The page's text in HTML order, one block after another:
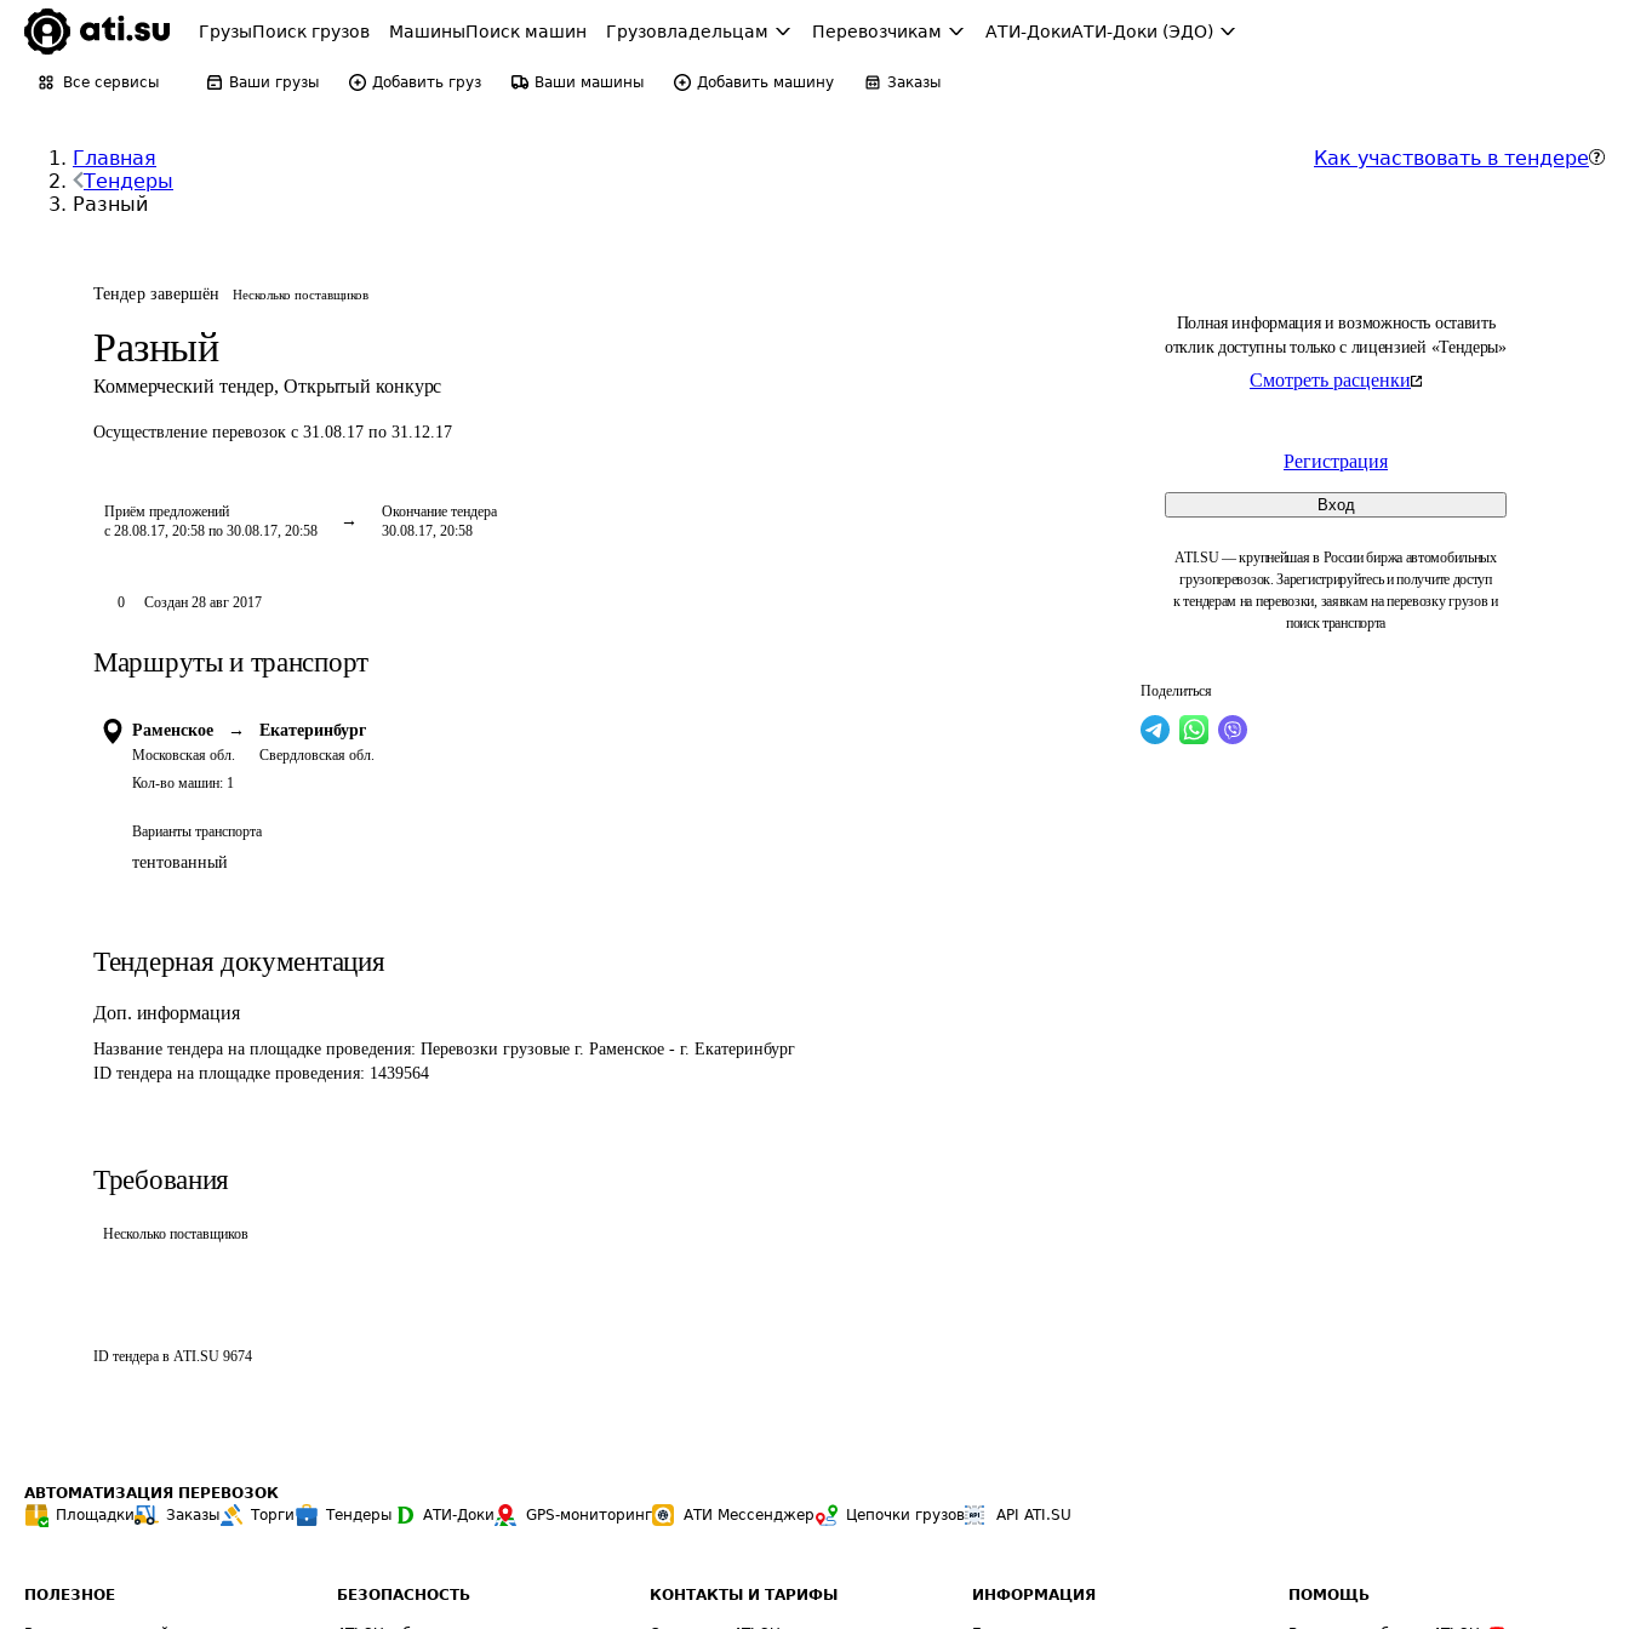
ГрузыПоиск грузов МашиныПоиск машин Грузовладельцам Перевозчикам АТИ-ДокиАТИ-Доки (ЭДО)
Все сервисы Ваши грузы Добавить груз Ваши машины Добавить машину Заказы
Главная
Тендеры
Разный
Как участвовать в тендере
Тендер завершён Несколько поставщиков
Разный
Коммерческий тендер, Открытый конкурс
Осуществление перевозок с 31.08.17 по 31.12.17
Приём предложений
с 28.08.17, 20:58 по 30.08.17, 20:58
Окончание тендера
30.08.17, 20:58
Полная информация и возможность оставить
отклик доступны только с лицензией «Тендеры»
Смотреть расценки
Регистрация
Вход
ATI.SU — крупнейшая в России биржа автомобильных
грузоперевозок. Зарегистрируйтесь и получите доступ
к тендерам на перевозки, заявкам на перевозку грузов и
поиск транспорта
Поделиться
0 Создан 28 авг 2017
Маршруты и транспорт
Раменское →
Московская обл.
Екатеринбург
Свердловская обл.
Кол-во машин: 1
Варианты транспорта
тентованный
Тендерная документация
Доп. информация
Название тендера на площадке проведения: Перевозки грузовые г. Раменское - г. Екатеринбург
ID тендера на площадке проведения: 1439564
Требования
Несколько поставщиков
ID тендера в ATI.SU 9674
АВТОМАТИЗАЦИЯ ПЕРЕВОЗОК
Площадки
Заказы Торги Тендеры АТИ-Доки GPS-мониторинг АТИ Мессенджер Цепочки грузов API ATI.SU
ПОЛЕЗНОЕ БЕЗОПАСНОСТЬ КОНТАКТЫ И ТАРИФЫ ИНФОРМАЦИЯ ПОМОЩЬ